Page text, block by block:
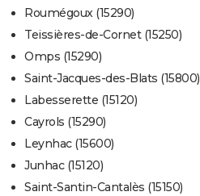
Roumégoux (15290)
Teissières-de-Cornet (15250)
Omps (15290)
Saint-Jacques-des-Blats (15800)
Labesserette (15120)
Cayrols (15290)
Leynhac (15600)
Junhac (15120)
Saint-Santin-Cantalès (15150)